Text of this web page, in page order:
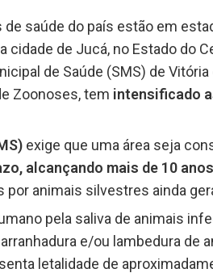
de saúde do país estão em
cidade de Jucá, no Estado do
de Saúde (SMS) de
Zoonoses, tem intensificado
exige que uma área seja
alcançando mais de 10
por animais silvestres ainda
pela saliva de animais
e/ou lambedura de
letalidade de